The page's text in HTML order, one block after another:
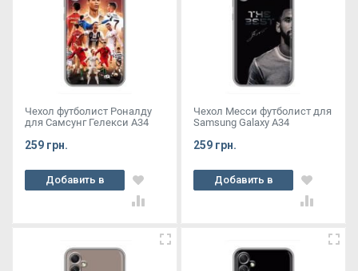
Чехол футболист Роналду
для Самсунг Гелекси А34
259 грн.
Добавить в
корзину
Чехол Месси футболист для
Samsung Galaxy A34
259 грн.
Добавить в
корзину